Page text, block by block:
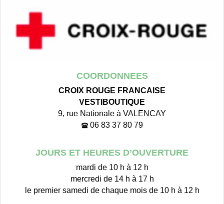
COORDONNEES
CROIX ROUGE FRANCAISE
VESTIBOUTIQUE
9, rue Nationale à VALENCAY
06 83 37 80 79
JOURS ET HEURES D’OUVERTURE
mardi de 10 h à 12 h
mercredi de 14 h à 17 h
le premier samedi de chaque mois de 10 h à 12 h